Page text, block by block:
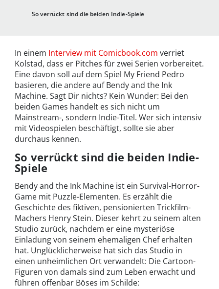
So verrückt sind die beiden Indie-Spiele
In einem Interview mit Comicbook.com verriet
Kolstad, dass er Pitches für zwei Serien vorbereitet.
Eine davon soll auf dem Spiel My Friend Pedro
basieren, die andere auf Bendy and the Ink
Machine. Sagt Dir nichts? Kein Wunder: Bei den
beiden Games handelt es sich nicht um
Mainstream-, sondern Indie-Titel. Wer sich intensiv
mit Videospielen beschäftigt, sollte sie aber
durchaus kennen.
So verrückt sind die beiden Indie-
Spiele
Bendy and the Ink Machine ist ein Survival-Horror-
Game mit Puzzle-Elementen. Es erzählt die
Geschichte des fiktiven, pensionierten Trickfilm-
Machers Henry Stein. Dieser kehrt zu seinem alten
Studio zurück, nachdem er eine mysteriöse
Einladung von seinem ehemaligen Chef erhalten
hat. Unglücklicherweise hat sich das Studio in
einen unheimlichen Ort verwandelt: Die Cartoon-
Figuren von damals sind zum Leben erwacht und
führen offenbar Böses im Schilde: